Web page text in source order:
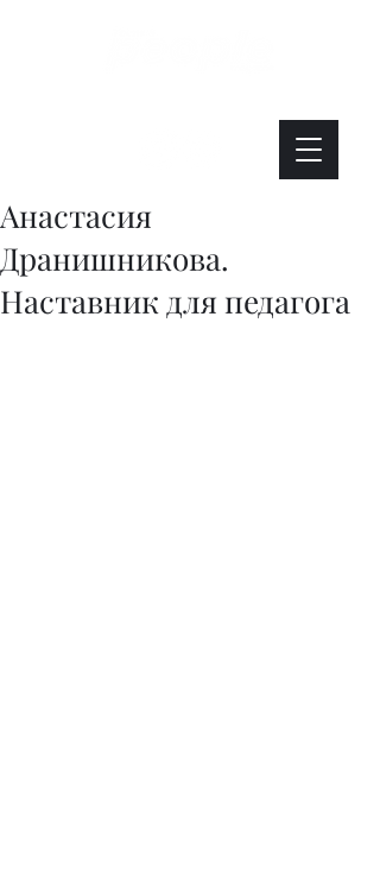
Анастасия
Дранишникова.
Наставник для педагога